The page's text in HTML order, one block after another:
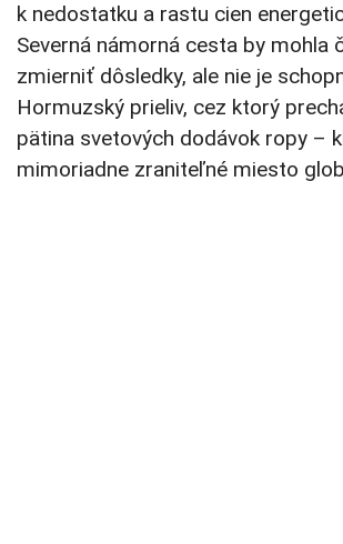
k nedostatku a rastu cien
Severná námorná cesta by mohla
zmierniť dôsledky, ale nie je
Hormuzský prieliv, cez ktorý
pätina svetových dodávok ropy –
mimoriadne zraniteľné miesto